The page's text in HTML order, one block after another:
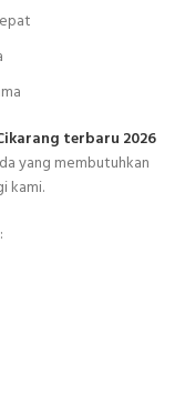
terbaru 2026
yang membutuhkan
kami.